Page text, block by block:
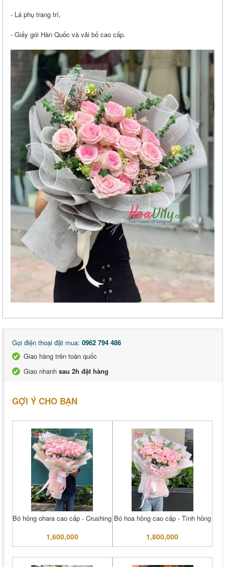
- Lá phụ trang trí,
- Giấy gói Hàn Quốc và vải bố cao cấp.
Gọi điện thoại đặt mua: 0962 794 486
Giao hàng trên toàn quốc
Giao nhanh sau 2h đặt hàng
GỢI Ý CHO BẠN
Bó hồng ohara cao cấp - Crushing
1,600,000
Bó hoa hồng cao cấp - Tình hồng
1,800,000